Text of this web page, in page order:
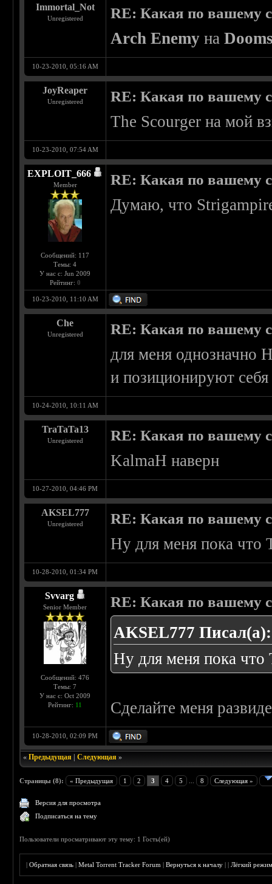
Immortal_Not
Unregistered RE: Какая по вашему
Arch Enemy на
10-23-2010, 05:16 AM
JoyReaper
Unregistered RE: Какая по вашему
The Scourger на мой
10-23-2010, 07:54 AM
EXPLOIT_666
Member
Сообщений: 117
Темы: 4
У нас с: Jun 2009
Рейтинг: 0
RE: Какая по вашему
Думаю, что
10-23-2010, 11:10 AM
Che
Unregistered RE: Какая по вашему
для меня однозначно
и позиционируют себя
10-24-2010, 10:11 AM
TraTaTa13
Unregistered RE: Какая по вашему
KalmaH наверн
10-27-2010, 04:46 PM
AKSEL777
Unregistered RE: Какая по вашему
Ну для меня пока
10-28-2010, 01:34 PM
Svvarg
Senior Member
Сообщений: 476
Темы: 7
У нас с: Oct 2009
Рейтинг: 11
RE: Какая по вашему
AKSEL777 Писал(а):
Ну для меня пока
Сделайте меня
10-28-2010, 02:09 PM
«Предыдущая |Следующая »
Страницы (8): « Предыдущая 1 2 3 4 5 8 Следующая »
Версия для просмотра
Подписаться на тему
Пользователи просматривают эту тему: 1 Гость(ей)
|Обратная связь |Metal Torrent Tracker Forum |Вернуться к началу ||Лёгкий